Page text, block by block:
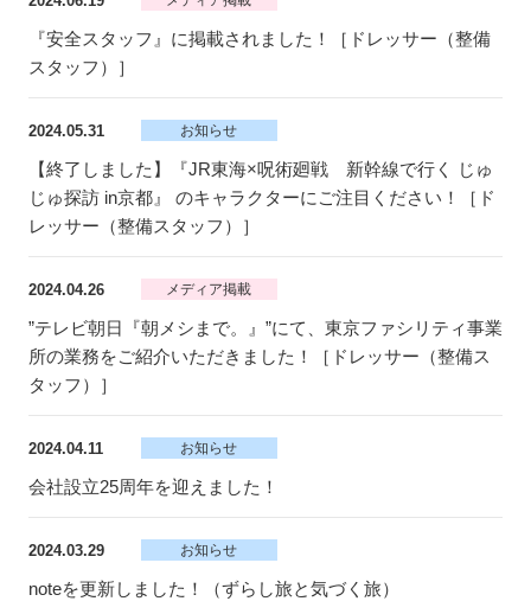
『安全スタッフ』に掲載されました！［ドレッサー（整備
スタッフ）］
2024.05.31 お知らせ
【終了しました】『JR東海×呪術廻戦 新幹線で行く じゅ
じゅ探訪 in京都』 のキャラクターにご注目ください！［ド
レッサー（整備スタッフ）］
2024.04.26 メディア掲載
”テレビ朝日『朝メシまで。』”にて、東京ファシリティ事業
所の業務をご紹介いただきました！［ドレッサー（整備ス
タッフ）］
2024.04.11 お知らせ
会社設立25周年を迎えました！
2024.03.29 お知らせ
noteを更新しました！（ずらし旅と気づく旅）